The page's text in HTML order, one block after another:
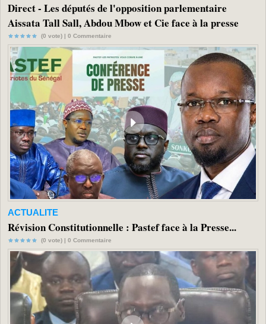
Direct - Les députés de l'opposition parlementaire
Aissata Tall Sall, Abdou Mbow et Cie face à la presse
(0 vote) | 0 Commentaire
ACTUALITE
Révision Constitutionnelle : Pastef face à la Presse...
(0 vote) | 0 Commentaire